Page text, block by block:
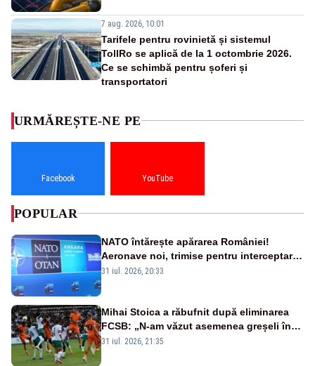
7 aug. 2026, 10:01
Tarifele pentru rovinietă și sistemul
TollRo se aplică de la 1 octombrie 2026.
Ce se schimbă pentru șoferi și
transportatori
URMĂREȘTE-NE PE
Facebook YouTube
POPULAR
NATO întărește apărarea României!
Aeronave noi, trimise pentru interceptarea
și distrugerea dronelor
31 iul. 2026, 20:33
Mihai Stoica a răbufnit după eliminarea
FCSB: „N-am văzut asemenea greșeli în
190 de meciuri europene”
31 iul. 2026, 21:35